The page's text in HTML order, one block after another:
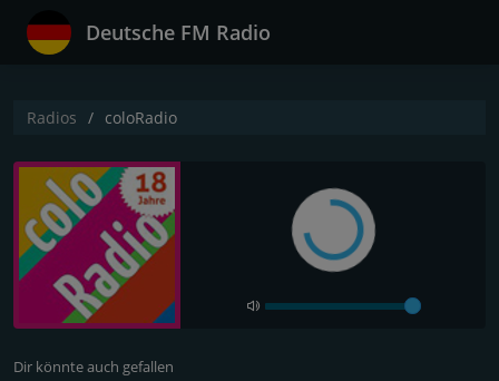
Deutsche FM Radio
Radios coloRadio
Dir könnte auch gefallen